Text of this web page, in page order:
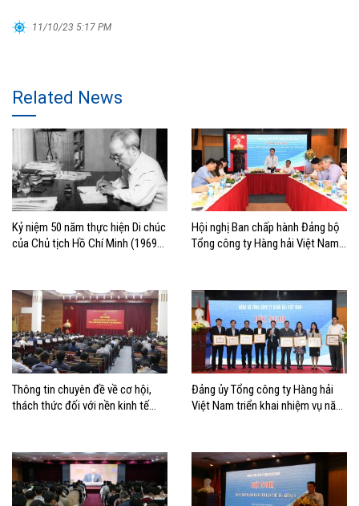
11/10/23 5:17 PM
Related News
Kỷ niệm 50 năm thực hiện Di chúc
của Chủ tịch Hồ Chí Minh (1969-
Hội nghị Ban chấp hành Đảng bộ
Tổng công ty Hàng hải Việt Nam
Thông tin chuyên đề về cơ hội,
thách thức đối với nền kinh tế
Đảng ủy Tổng công ty Hàng hải
Việt Nam triển khai nhiệm vụ năm